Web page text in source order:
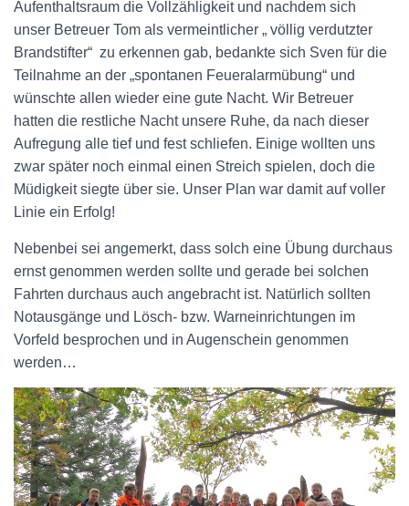
Aufenthaltsraum die Vollzähligkeit und nachdem sich
unser Betreuer Tom als vermeintlicher „ völlig verdutzter
Brandstifter“ zu erkennen gab, bedankte sich Sven für die
Teilnahme an der „spontanen Feueralarmübung“ und
wünschte allen wieder eine gute Nacht. Wir Betreuer
hatten die restliche Nacht unsere Ruhe, da nach dieser
Aufregung alle tief und fest schliefen. Einige wollten uns
zwar später noch einmal einen Streich spielen, doch die
Müdigkeit siegte über sie. Unser Plan war damit auf voller
Linie ein Erfolg!
Nebenbei sei angemerkt, dass solch eine Übung durchaus
ernst genommen werden sollte und gerade bei solchen
Fahrten durchaus auch angebracht ist. Natürlich sollten
Notausgänge und Lösch- bzw. Warneinrichtungen im
Vorfeld besprochen und in Augenschein genommen
werden…